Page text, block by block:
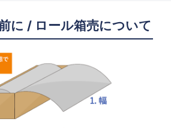
に / ロール箱売について